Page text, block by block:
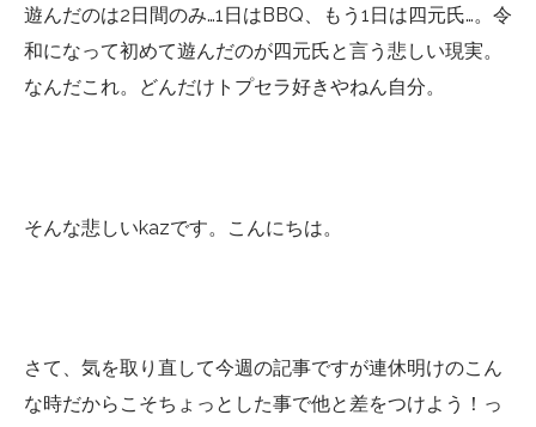
遊んだのは2日間のみ…1日はBBQ、もう1日は四元氏…。令
和になって初めて遊んだのが四元氏と言う悲しい現実。
なんだこれ。どんだけトプセラ好きやねん自分。
そんな悲しいkazです。こんにちは。
さて、気を取り直して今週の記事ですが連休明けのこん
な時だからこそちょっとした事で他と差をつけよう！っ